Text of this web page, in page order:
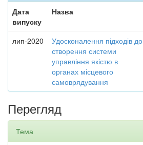
Дата
випуску
Назва
лип-2020
Удосконалення підходів до
створення системи
управління якістю в
органах місцевого
самоврядування
Перегляд
Тема